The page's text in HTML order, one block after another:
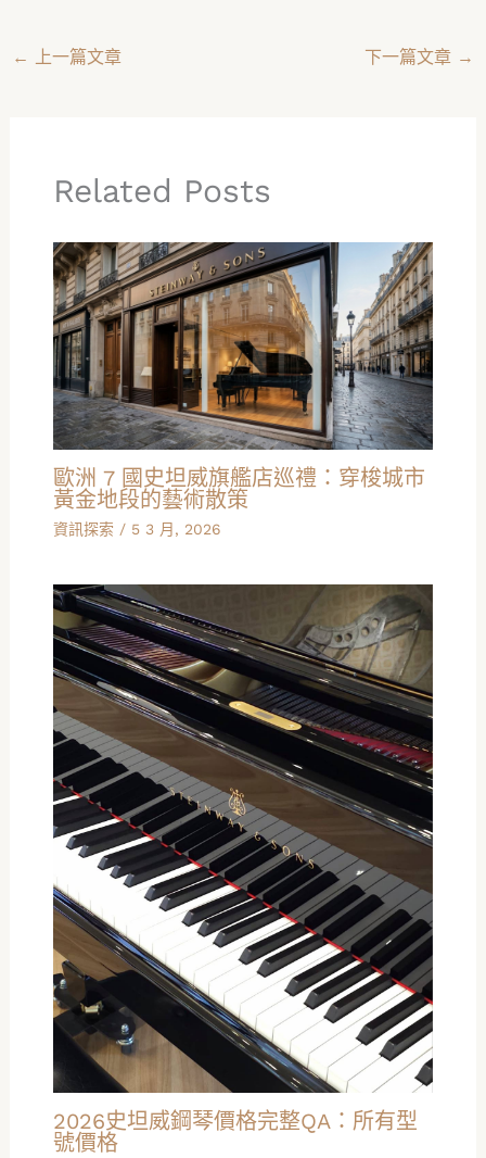
← 上一篇文章 下一篇文章 →
Related Posts
歐洲 7 國史坦威旗艦店巡禮：穿梭城市
黃金地段的藝術散策
資訊探索 / 5 3 月, 2026
2026史坦威鋼琴價格完整QA：所有型
號價格